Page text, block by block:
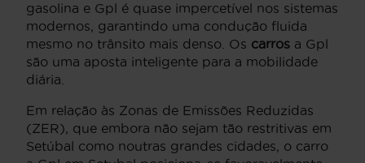
gasolina e Gpl é quase impercetível nos sistemas
modernos, garantindo uma condução fluida
mesmo no trânsito mais denso. Os carros a Gpl
são uma aposta inteligente para a mobilidade
diária.
Em relação às Zonas de Emissões Reduzidas
(ZER), que embora não sejam tão restritivas em
Setúbal como noutras grandes cidades, o carro